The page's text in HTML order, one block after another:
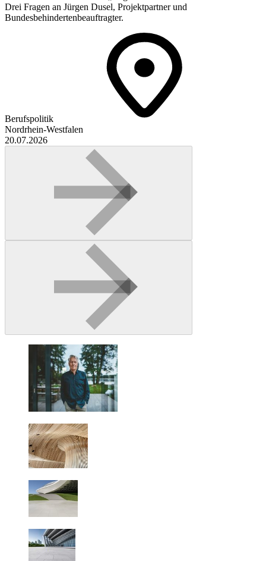
Drei Fragen an Jürgen Dusel, Projektpartner und
Bundesbehindertenbeauftragter.
Berufspolitik
Nordrhein-Westfalen
20.07.2026